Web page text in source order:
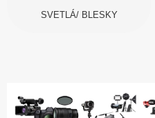
SVETLÁ/ BLESKY